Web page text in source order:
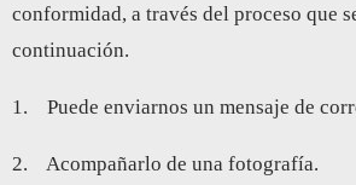
conformidad, a través del proceso que
continuación.
1. Puede enviarnos un mensaje de
2. Acompañarlo de una fotografía.